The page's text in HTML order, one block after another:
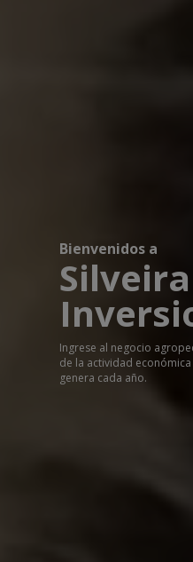
Bienvenidos a
Silveira
Ingrese al negocio
de la actividad
genera cada año.